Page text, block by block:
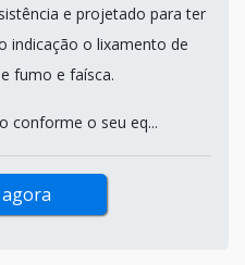
e projetado para ter
indicação o lixamento de
fumo e faísca.
conforme o seu eq...